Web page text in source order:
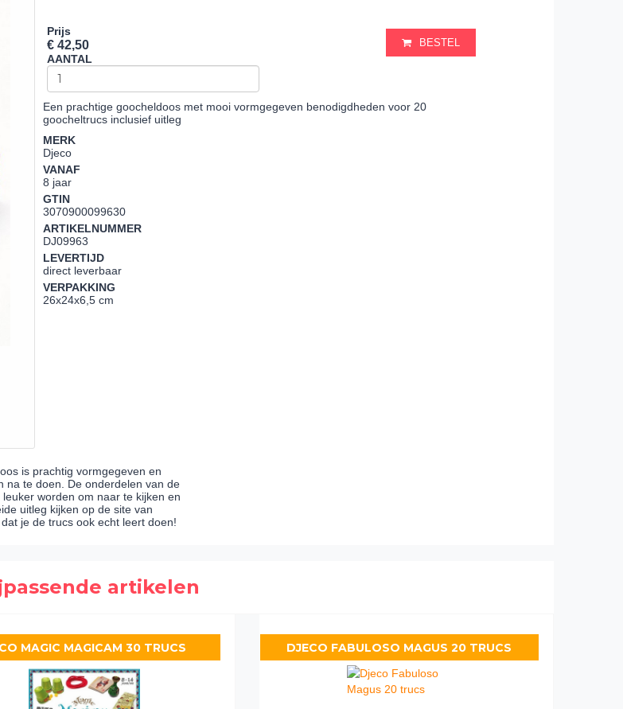
Prijs
€ 42,50
AANTAL
BESTEL
Een prachtige goocheldoos met mooi vormgegeven benodigdheden voor 20
goocheltrucs inclusief uitleg
MERK
Djeco
VANAF
8 jaar
GTIN
3070900099630
ARTIKELNUMMER
DJ09963
LEVERTIJD
direct leverbaar
VERPAKKING
26x24x6,5 cm
is prachtig vormgegeven en
na te doen. De onderdelen van de
worden om naar te kijken en
uitleg kijken op de site van
je de trucs ook echt leert doen!
artikelen
MAGIC MAGICAM 30 TRUCS DJECO FABULOSO MAGUS 20 TRUCS